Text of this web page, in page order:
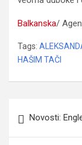
Balkanska/
Tags:
HAŠIM TAČI
članaka
Novosti: